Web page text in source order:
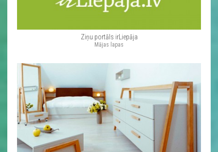
Ziņu portāls irLiepāja
Mājas lapas